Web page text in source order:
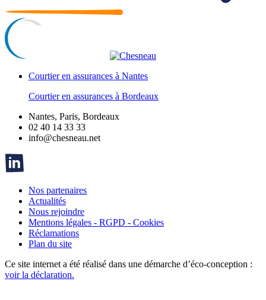
Courtier en assurances à Nantes
Courtier en assurances à Bordeaux
Nantes, Paris, Bordeaux
02 40 14 33 33
info@chesneau.net
Nos partenaires
Actualités
Nous rejoindre
Mentions légales - RGPD - Cookies
Réclamations
Plan du site
Ce site internet a été réalisé dans une démarche d’éco-conception :
voir la déclaration.